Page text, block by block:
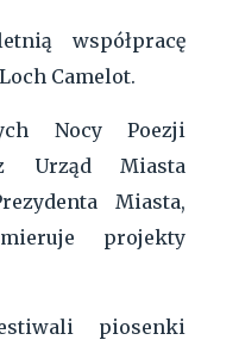
współpracę
Camelot.
Nocy Poezji
Urząd Miasta
Miasta,
projekty
piosenki